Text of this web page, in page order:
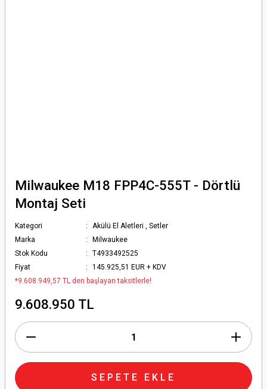
Milwaukee M18 FPP4C-555T - Dörtlü
Montaj Seti
Kategori Akülü El Aletleri ,Setler
Marka
Milwaukee
Stok Kodu
T4933492525
Fiyat
145.925,51 EUR + KDV
*9.608.949,57 TL den başlayan taksitlerle!
9.608.950 TL
SEPETE EKLE